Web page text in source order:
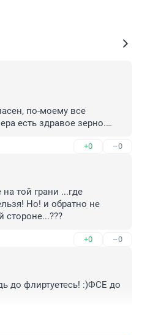
по-моему все
есть здравое зерно.
но и обратно не
дальше - труба.
+0 –0
той грани ...где
Но! и обратно не
стороне...???
+0 –0
до флиртуетесь! :)ФСЕ до